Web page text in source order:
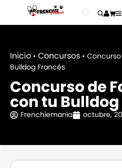
Inicio • Concursos •
Bulldog Francés
Concurso de
con tu
Frenchiemania octubre,